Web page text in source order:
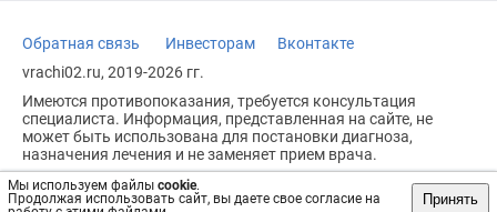
Мы используем файлы cookie.
Продолжая использовать сайт, вы даете свое согласие на
Принять
Обратная связь Инвесторам
Вконтакте
vrachi02.ru, 2019-2026 гг.
Имеются противопоказания, требуется консультация
специалиста. Информация, представленная на сайте, не
может быть использована для постановки диагноза,
назначения лечения и не заменяет прием врача.
Возрастное ограничение: 18+